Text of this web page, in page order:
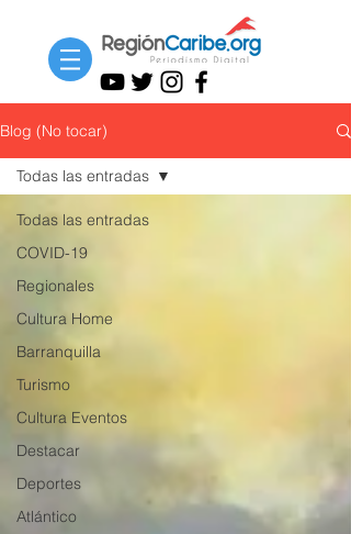
Blog (No tocar)
Todas las entradas
COVID-19
Regionales
Cultura Home
Barranquilla
Turismo
Cultura Eventos
Destacar
Deportes
Atlántico
Todas las entradas